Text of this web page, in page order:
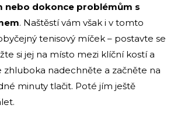
nebo dokonce problémům s
. Naštěstí vám však i v tomto
tenisový míček – postavte se
si jej na místo mezi klíční kostí a
zhluboka nadechněte a začněte na
minuty tlačit. Poté jím ještě